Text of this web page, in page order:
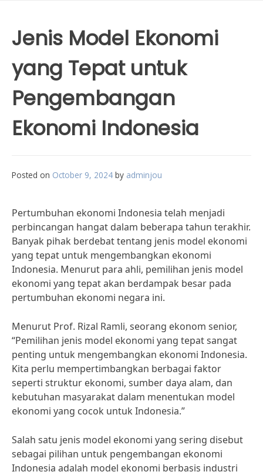
Jenis Model Ekonomi
yang Tepat untuk
Pengembangan
Ekonomi Indonesia
Posted on October 9, 2024 by adminjou
Pertumbuhan ekonomi Indonesia telah menjadi
perbincangan hangat dalam beberapa tahun terakhir.
Banyak pihak berdebat tentang jenis model ekonomi
yang tepat untuk mengembangkan ekonomi
Indonesia. Menurut para ahli, pemilihan jenis model
ekonomi yang tepat akan berdampak besar pada
pertumbuhan ekonomi negara ini.
Menurut Prof. Rizal Ramli, seorang ekonom senior,
“Pemilihan jenis model ekonomi yang tepat sangat
penting untuk mengembangkan ekonomi Indonesia.
Kita perlu mempertimbangkan berbagai faktor
seperti struktur ekonomi, sumber daya alam, dan
kebutuhan masyarakat dalam menentukan model
ekonomi yang cocok untuk Indonesia.”
Salah satu jenis model ekonomi yang sering disebut
sebagai pilihan untuk pengembangan ekonomi
Indonesia adalah model ekonomi berbasis industri